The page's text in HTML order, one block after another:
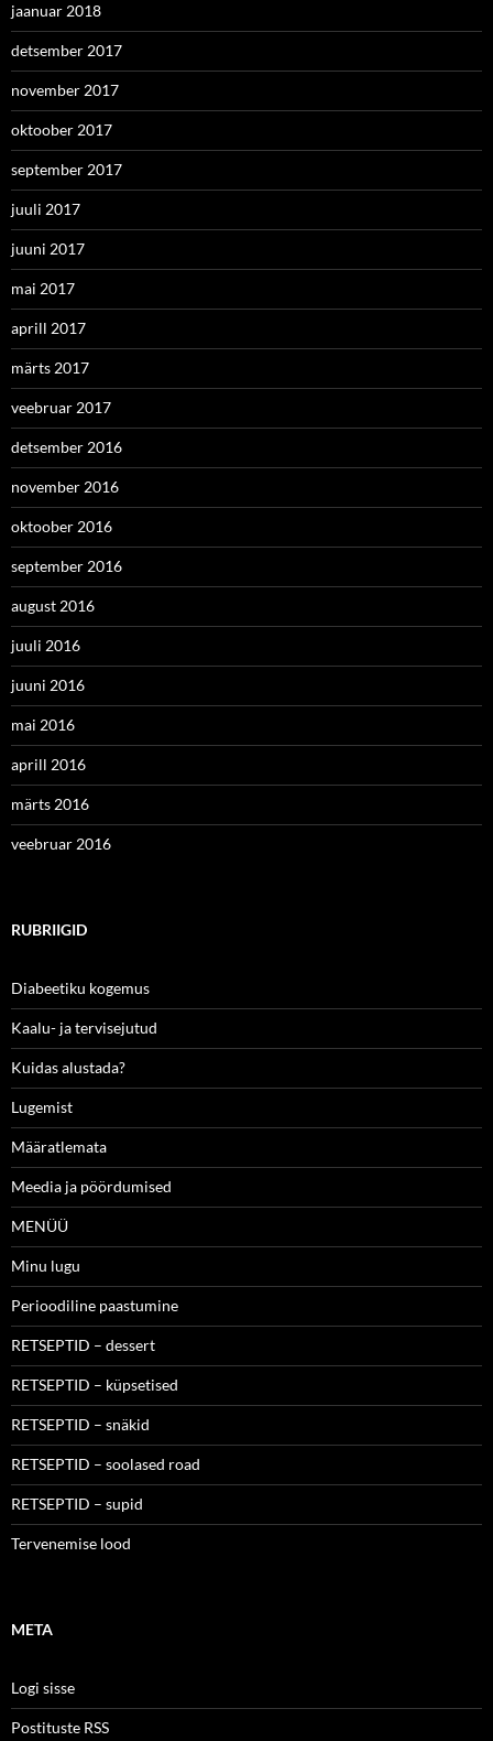
jaanuar 2018
detsember 2017
november 2017
oktoober 2017
september 2017
juuli 2017
juuni 2017
mai 2017
aprill 2017
märts 2017
veebruar 2017
detsember 2016
november 2016
oktoober 2016
september 2016
august 2016
juuli 2016
juuni 2016
mai 2016
aprill 2016
märts 2016
veebruar 2016
RUBRIIGID
Diabeetiku kogemus
Kaalu- ja tervisejutud
Kuidas alustada?
Lugemist
Määratlemata
Meedia ja pöördumised
MENÜÜ
Minu lugu
Perioodiline paastumine
RETSEPTID – dessert
RETSEPTID – küpsetised
RETSEPTID – snäkid
RETSEPTID – soolased road
RETSEPTID – supid
Tervenemise lood
META
Logi sisse
Postituste RSS